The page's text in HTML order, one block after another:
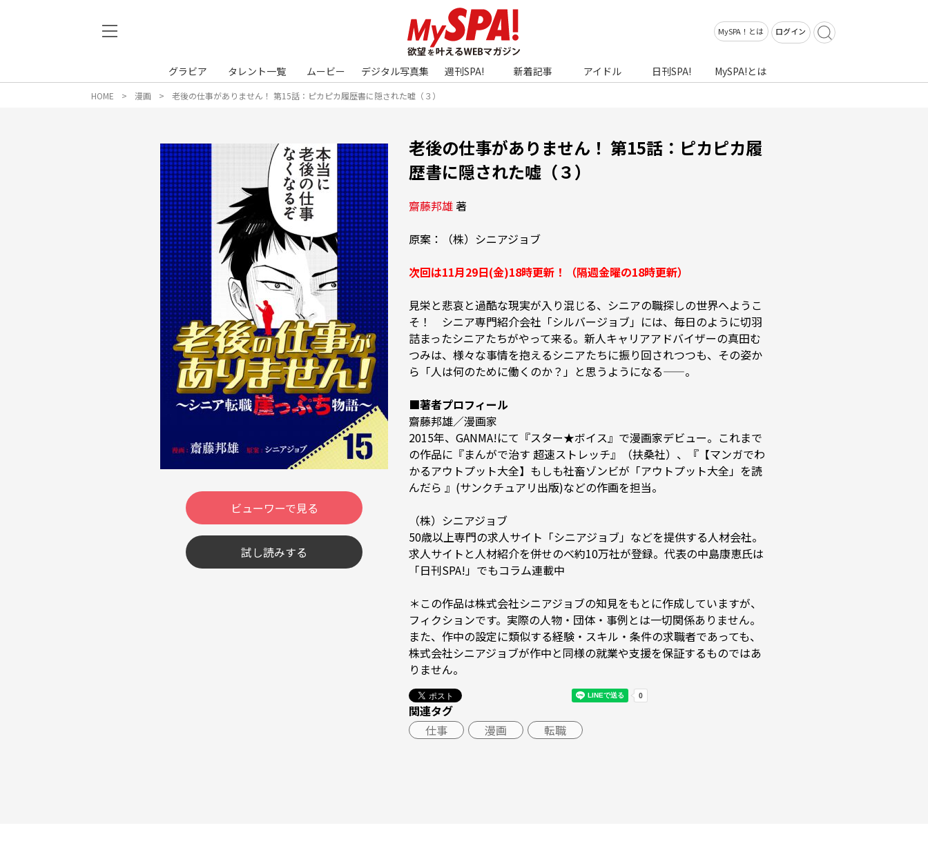
MySPA！とは ログイン
グラビア タレント一覧 ムービー デジタル写真集 週刊SPA! 新着記事 アイドル 日刊SPA! MySPA!とは
HOME 漫画 老後の仕事がありません！ 第15話：ピカピカ履歴書に隠された嘘（３）
ビューワーで見る
試し読みする
老後の仕事がありません！ 第15話：ピカピカ履
歴書に隠された嘘（３）
齋藤邦雄 著
原案：（株）シニアジョブ
次回は11月29日(金)18時更新！（隔週金曜の18時更新）
見栄と悲哀と過酷な現実が入り混じる、シニアの職探しの世界へようこ
そ！　シニア専門紹介会社「シルバージョブ」には、毎日のように切羽
詰まったシニアたちがやって来る。新人キャリアアドバイザーの真田む
つみは、様々な事情を抱えるシニアたちに振り回されつつも、その姿か
ら「人は何のために働くのか？」と思うようになる——。
■著者プロフィール
齋藤邦雄／漫画家
2015年、GANMA!にて『スター★ボイス』で漫画家デビュー。これまで
の作品に『まんがで治す 超速ストレッチ』（扶桑社）、『【マンガでわ
かるアウトプット大全】もしも社畜ゾンビが「アウトプット大全」を読
んだら 』(サンクチュアリ出版)などの作画を担当。
（株）シニアジョブ
50歳以上専門の求人サイト「シニアジョブ」などを提供する人材会社。
求人サイトと人材紹介を併せのべ約10万社が登録。代表の中島康恵氏は
「日刊SPA!」でもコラム連載中
＊この作品は株式会社シニアジョブの知見をもとに作成していますが、
フィクションです。実際の人物・団体・事例とは一切関係ありません。
また、作中の設定に類似する経験・スキル・条件の求職者であっても、
株式会社シニアジョブが作中と同様の就業や支援を保証するものではあ
りません。
関連タグ
仕事
漫画 転職